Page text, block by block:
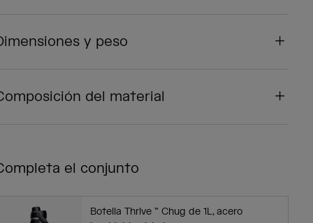
y peso
del material
el conjunto
Botella Thrive ™ Chug de 1L, acero